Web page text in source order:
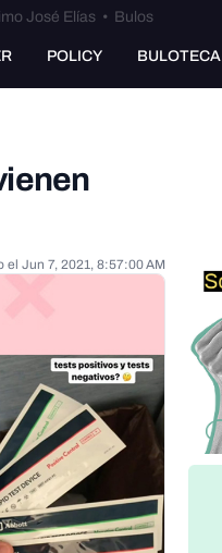
José Elías • Bulos
POLICY BULOTECA
el Jun 7, 2021, 8:57:00 AM